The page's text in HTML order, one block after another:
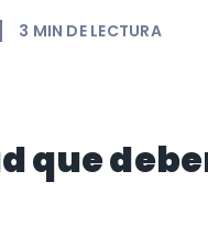
3 MIN DE LECTURA
que